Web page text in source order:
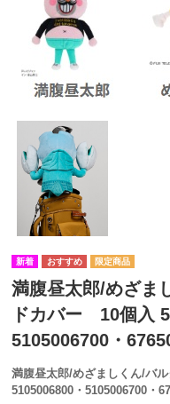
満腹昼太郎/めざま
ドカバー 10個入
5105006700・
満腹昼太郎/めざましくん/バ
5105006800・5105006700・